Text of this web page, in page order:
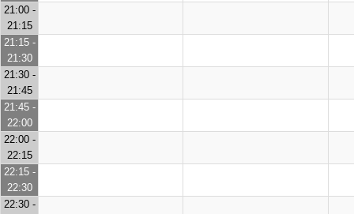
21:00 -
21:15
21:15 -
21:30
21:30 -
21:45
21:45 -
22:00
22:00 -
22:15
22:15 -
22:30
22:30 -